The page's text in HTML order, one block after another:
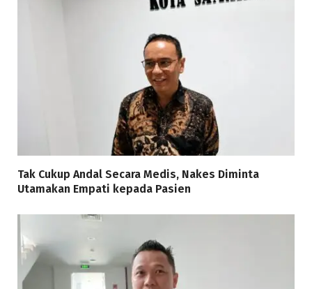
Tak Cukup Andal Secara Medis, Nakes Diminta
Utamakan Empati kepada Pasien